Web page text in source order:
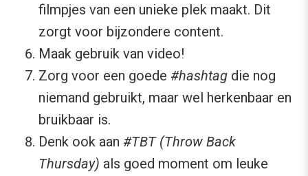
filmpjes van een unieke plek maakt. Dit
zorgt voor bijzondere content.
Maak gebruik van video!
Zorg voor een goede #hashtag die nog
niemand gebruikt, maar wel herkenbaar en
bruikbaar is.
Denk ook aan #TBT (Throw Back
Thursday) als goed moment om leuke